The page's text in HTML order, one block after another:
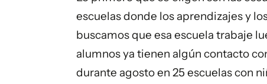
escuelas donde los aprendizajes y
buscamos que esa escuela trabaje
alumnos ya tienen algún contacto
durante agosto en 25 escuelas con